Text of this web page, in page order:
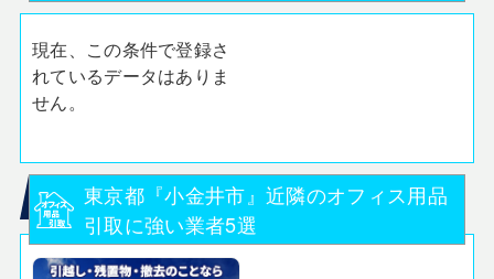
現在、この条件で登録さ
れているデータはありま
せん。
東京都『小金井市』近隣のオフィス用品
引取に強い業者5選